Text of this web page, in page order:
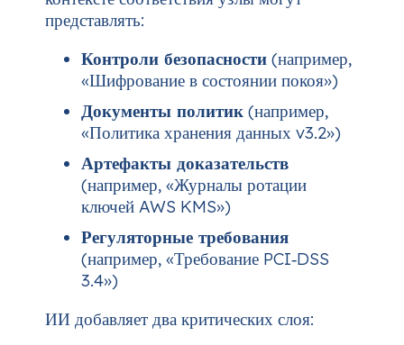
представлять:
Контроли безопасности (например,
«Шифрование в состоянии покоя»)
Документы политик (например,
«Политика хранения данных v3.2»)
Артефакты доказательств
(например, «Журналы ротации
ключей AWS KMS»)
Регуляторные требования
(например, «Требование PCI‑DSS
3.4»)
ИИ добавляет два критических слоя: